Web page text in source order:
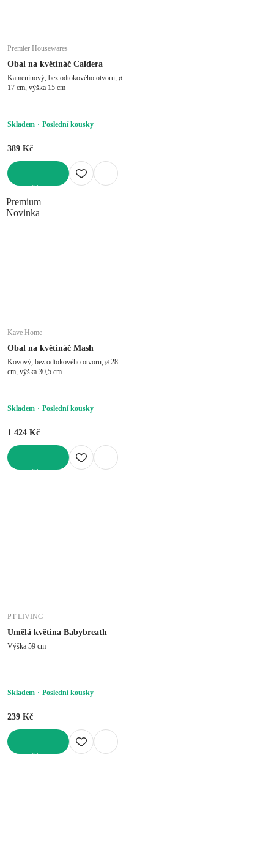
Premier Housewares
Obal na květináč Caldera
Kameninový, bez odtokového otvoru, ø
17 cm, výška 15 cm
Skladem Poslední kousky
389 Kč
Premium
Novinka
Kave Home
Obal na květináč Mash
Kovový, bez odtokového otvoru, ø 28
cm, výška 30,5 cm
Skladem Poslední kousky
1 424 Kč
PT LIVING
Umělá květina Babybreath
Výška 59 cm
Skladem Poslední kousky
239 Kč